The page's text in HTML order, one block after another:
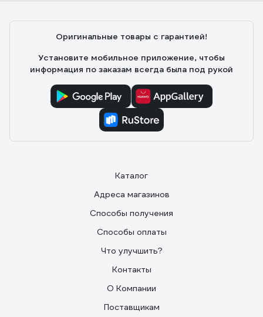
Оригинальные товары с гарантией!
Установите мобильное приложение, чтобы
информация по заказам всегда была под рукой
Каталог
Адреса магазинов
Способы получения
Способы оплаты
Что улучшить?
Контакты
О Компании
Поставщикам